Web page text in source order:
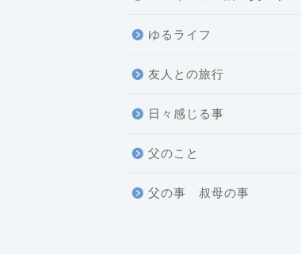
ゆるライフ
友人との旅行
日々感じる事
父のこと
父の事 叔母の事